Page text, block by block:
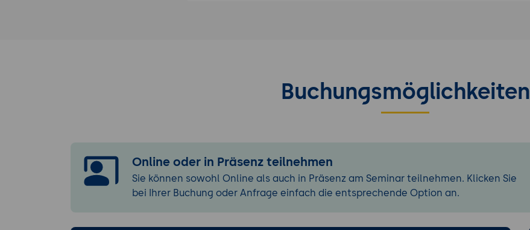
Buchungsmöglichkeiten
Online oder in Präsenz teilnehmen
Sie können sowohl Online als auch in Präsenz am Seminar teilnehmen. Klicken Sie
bei Ihrer Buchung oder Anfrage einfach die entsprechende Option an.